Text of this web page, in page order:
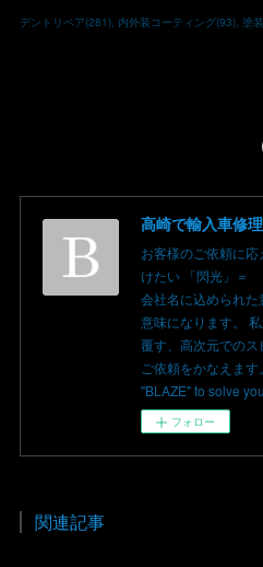
デントリペア(281) 内外装コーティング(93) 塗
お客様のご依頼に応
けたい 「閃光」＝
会社名に込められ
意味になります。
覆す、高次元での
ご依頼をかなえま
"BLAZE" to solve
フォロー
関連記事